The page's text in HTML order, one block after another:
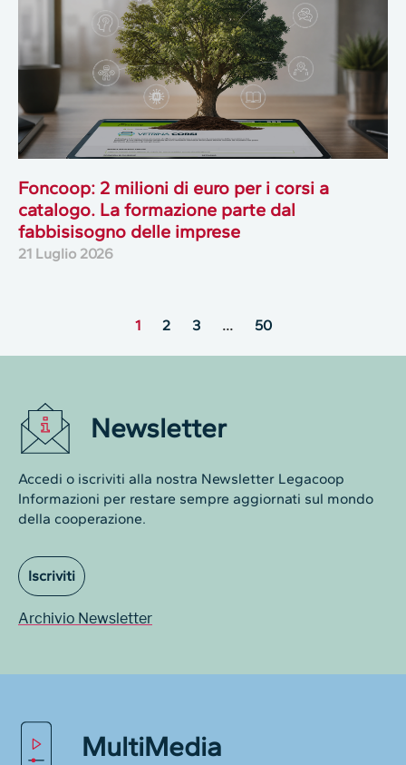
Foncoop: 2 milioni di euro per i corsi a
catalogo. La formazione parte dal
fabbisisogno delle imprese
21 Luglio 2026
1 2 3 … 50
Newsletter
Accedi o iscriviti alla nostra Newsletter Legacoop
Informazioni per restare sempre aggiornati sul mondo
della cooperazione.
Iscriviti
Archivio Newsletter
MultiMedia